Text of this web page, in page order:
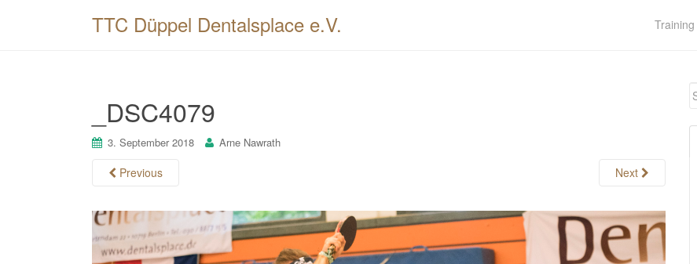
TTC Düppel Dentalsplace e.V. Training
_DSC4079
3. September 2018 Arne Nawrath
Previous Next